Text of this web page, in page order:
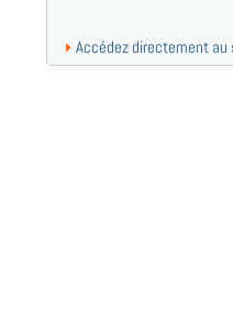
Accédez directement